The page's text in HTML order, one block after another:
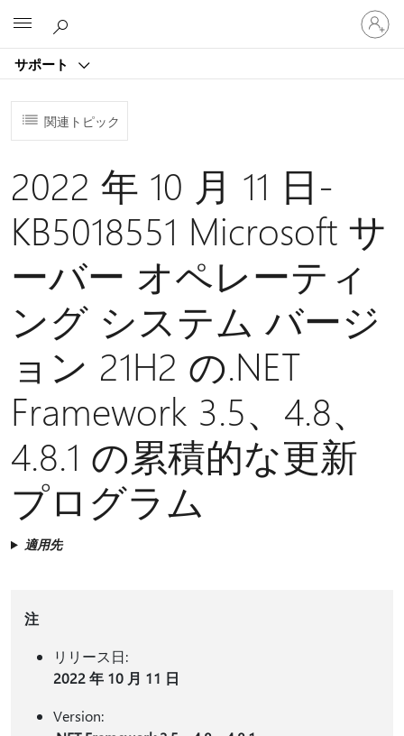
サポート
ア
カ
ウ
す
る
関連トピック
2022 年 10 月 11 日-
KB5018551 Microsoft サ
ーバー オペレーティ
ング システム バージ
ョン 21H2 の.NET
Framework 3.5、4.8、
4.8.1 の累積的な更新
プログラム
適用先
注
リリース日:
2022 年 10 月 11 日
Version: